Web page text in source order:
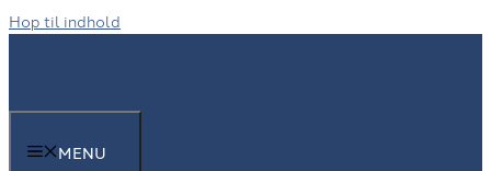
Hop til indhold
MENU